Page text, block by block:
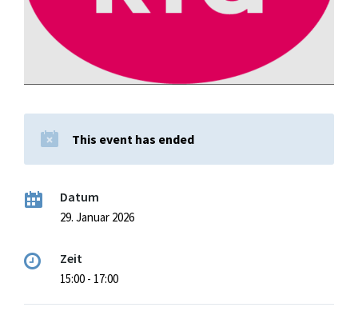
This event has ended
Datum
29. Januar 2026
Zeit
15:00 - 17:00